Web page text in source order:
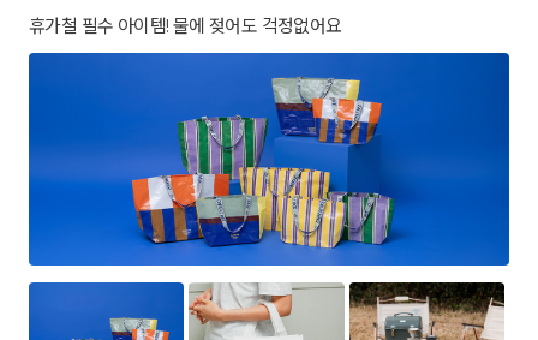
휴가철 필수 아이템! 물에 젖어도 걱정없어요